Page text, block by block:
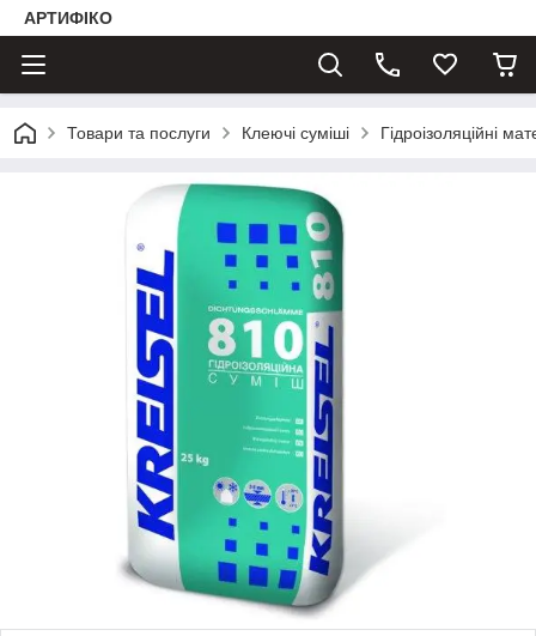
АРТИФІКО
Товари та послуги Клеючі суміші Гідроізоляційні